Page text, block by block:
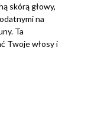
skórą głowy,
na
Ta
Twoje włosy i